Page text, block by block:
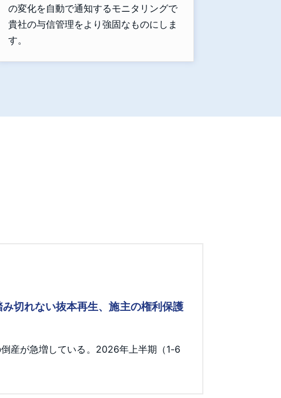
の変化を自動で通知するモニタリングで
貴社の与信管理をより強固なものにしま
す。
切れない抜本再生、施主の権利保護
産が急増している。2026年上半期（1-6